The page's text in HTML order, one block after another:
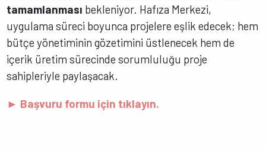
tamamlanması bekleniyor. Hafıza Merkezi,
uygulama süreci boyunca projelere eşlik edecek; hem
bütçe yönetiminin gözetimini üstlenecek hem de
içerik üretim sürecinde sorumluluğu proje
sahipleriyle paylaşacak.
► Başvuru formu için tıklayın.